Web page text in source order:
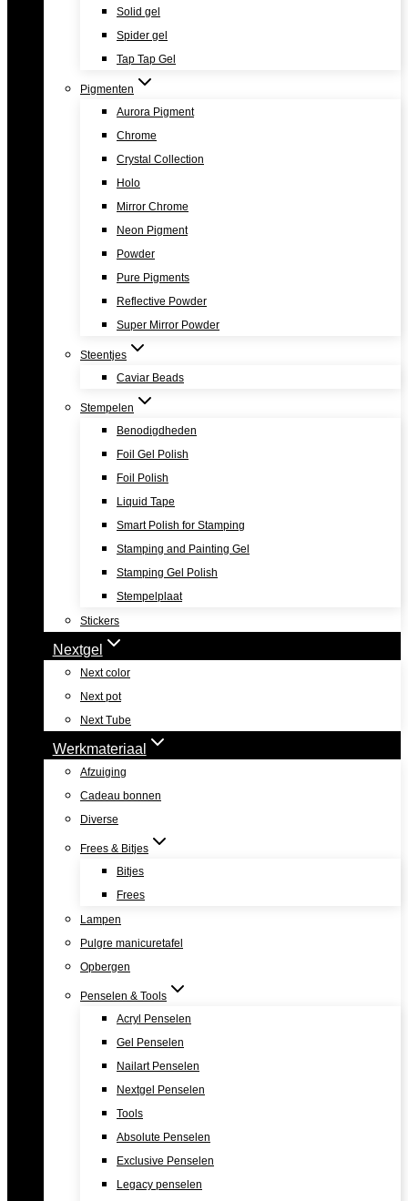
Solid gel
Spider gel
Tap Tap Gel
Pigmenten
Aurora Pigment
Chrome
Crystal Collection
Holo
Mirror Chrome
Neon Pigment
Powder
Pure Pigments
Reflective Powder
Super Mirror Powder
Steentjes
Caviar Beads
Stempelen
Benodigdheden
Foil Gel Polish
Foil Polish
Liquid Tape
Smart Polish for Stamping
Stamping and Painting Gel
Stamping Gel Polish
Stempelplaat
Stickers
Nextgel
Next color
Next pot
Next Tube
Werkmateriaal
Afzuiging
Cadeau bonnen
Diverse
Frees & Bitjes
Bitjes
Frees
Lampen
Pulgre manicuretafel
Opbergen
Penselen & Tools
Acryl Penselen
Gel Penselen
Nailart Penselen
Nextgel Penselen
Tools
Absolute Penselen
Exclusive Penselen
Legacy penselen